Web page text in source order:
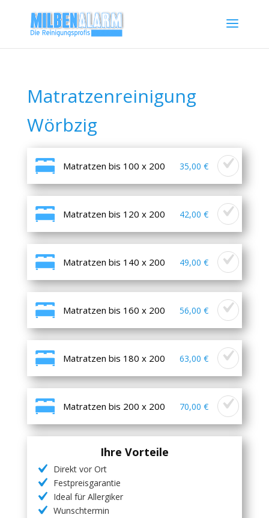
Matratzenreinigung
Wörbzig
Matratzen bis 100 x 200 35,00 €
Matratzen bis 120 x 200 42,00 €
Matratzen bis 140 x 200 49,00 €
Matratzen bis 160 x 200 56,00 €
Matratzen bis 180 x 200 63,00 €
Matratzen bis 200 x 200 70,00 €
Ihre Vorteile
Direkt vor Ort
Festpreisgarantie
Ideal für Allergiker
Wunschtermin